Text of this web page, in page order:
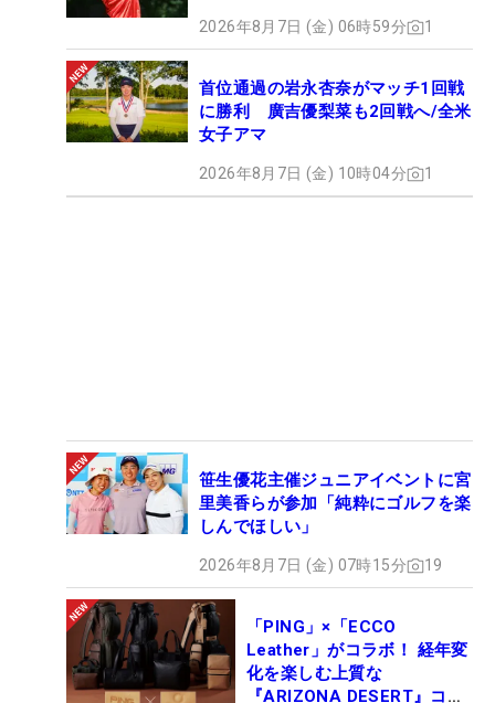
2026年8月7日 (金) 06時59分 1
首位通過の岩永杏奈がマッチ1回戦
に勝利 廣吉優梨菜も2回戦へ/全米
女子アマ
2026年8月7日 (金) 10時04分 1
笹生優花主催ジュニアイベントに宮
里美香らが参加「純粋にゴルフを楽
しんでほしい」
2026年8月7日 (金) 07時15分 19
「PING」×「ECCO
Leather」がコラボ！ 経年変
化を楽しむ上質な
『ARIZONA DESERT』コレ